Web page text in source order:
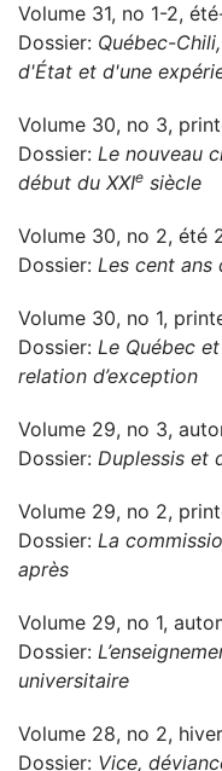
Volume 31, no 1-2,
Dossier: Québec-
d'État et d'une
Volume 30, no 3,
Dossier: Le nouveau
début du XXIe siècle
Volume 30, no 2, été
Dossier: Les cent ans
Volume 30, no 1,
Dossier: Le Québec
relation d’exception
Volume 29, no 3,
Dossier: Duplessis et
Volume 29, no 2,
Dossier: La
après
Volume 29, no 1,
Dossier:
universitaire
Volume 28, no 2,
Dossier: Vice,